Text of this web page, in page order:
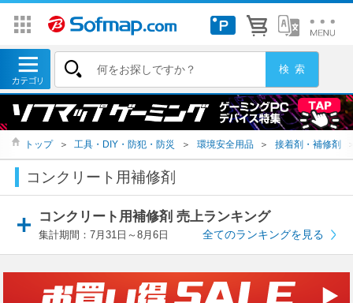
トップ ＞ 工具・DIY・防犯・防災 ＞ 環境安全用品 ＞ 接着剤・補修剤
コンクリート用補修剤
コンクリート用補修剤 売上ランキング
集計期間：7月31日～8月6日 全てのランキングを見る